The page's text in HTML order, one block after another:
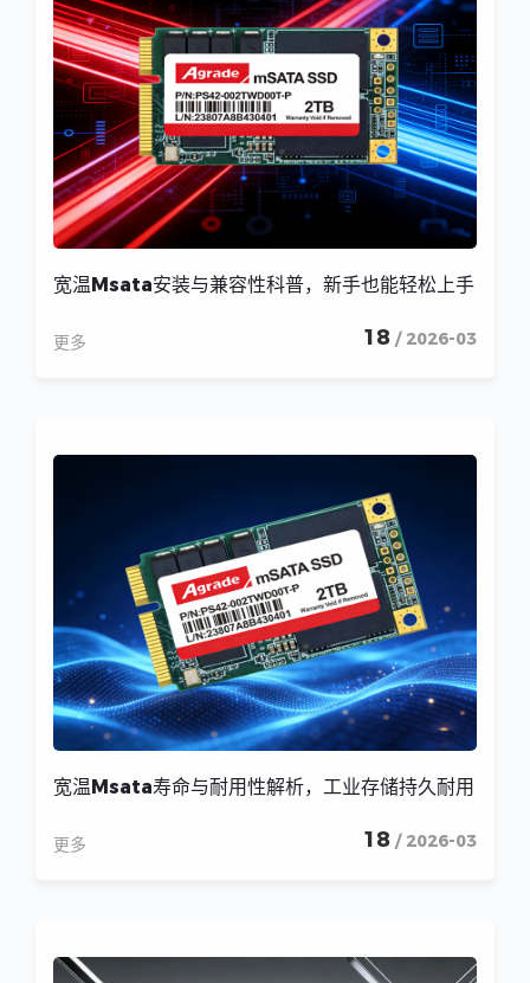
宽温Msata安装与兼容性科普，新手也能轻松上手
更多 18 / 2026-03
宽温Msata寿命与耐用性解析，工业存储持久耐用
更多 18 / 2026-03